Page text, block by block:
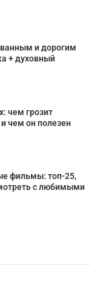
и дорогим
+ духовный
чем грозит
чем он полезен
фильмы: топ-25,
с любимыми